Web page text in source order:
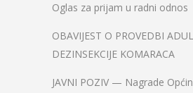
Oglas za prijam u radni odnos
OBAVIJEST O PROVEDBI
DEZINSEKCIJE KOMARACA
JAVNI POZIV — Nagrade